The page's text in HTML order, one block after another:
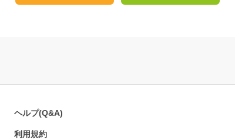
ヘルプ(Q&A)
利用規約